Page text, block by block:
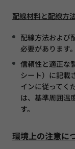
配線材料と配線方
配線方法および
必要があります。
信頼性と適正な
シート）に記載
インに従ってく
は、基準周囲温
す。
環境上の注意に